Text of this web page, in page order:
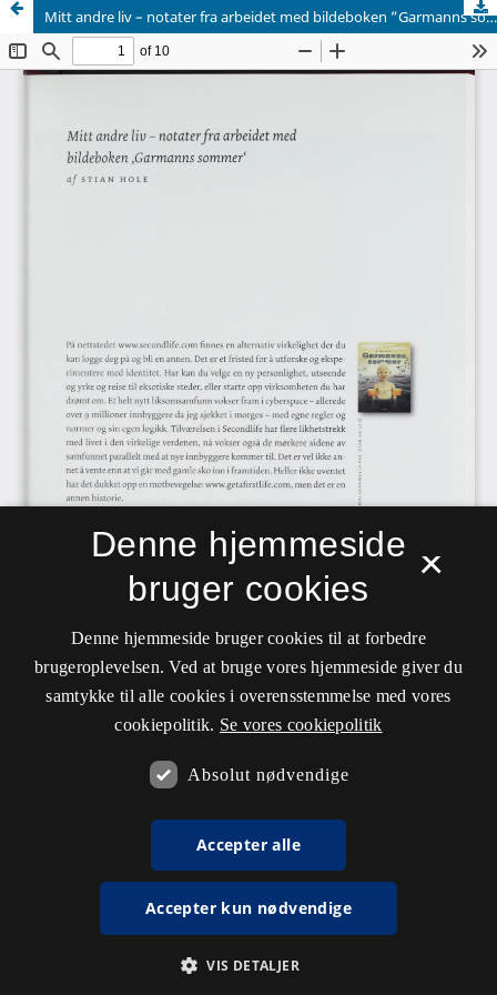
Mitt andre liv – notater fra arbeidet med bildeboken ”Garmanns sommer”
×
Denne hjemmeside
bruger cookies
Denne hjemmeside bruger cookies til at forbedre
brugeroplevelsen. Ved at bruge vores hjemmeside giver du
samtykke til alle cookies i overensstemmelse med vores
cookiepolitik. Se vores cookiepolitik
Absolut nødvendige
Accepter alle
Accepter kun nødvendige
VIS DETALJER